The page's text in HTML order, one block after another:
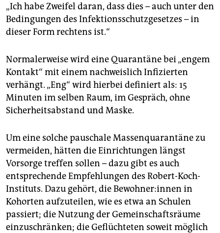
„Ich habe Zweifel daran, dass dies – auch unter den
Bedingungen des Infektionsschutzgesetzes – in
dieser Form rechtens ist.“
Normalerweise wird eine Quarantäne bei „engem
Kontakt“ mit einem nachweislich Infizierten
verhängt. „Eng“ wird hierbei definiert als: 15
Minuten im selben Raum, im Gespräch, ohne
Sicherheitsabstand und Maske.
Um eine solche pauschale Massenquarantäne zu
vermeiden, hätten die Einrichtungen längst
Vorsorge treffen sollen – dazu gibt es auch
entsprechende Empfehlungen des Robert-Koch-
Instituts. Dazu gehört, die Bewohner:innen in
Kohorten aufzuteilen, wie es etwa an Schulen
passiert; die Nutzung der Gemeinschaftsräume
einzuschränken; die Geflüchteten soweit möglich